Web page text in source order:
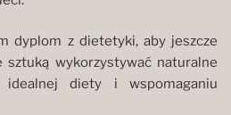
dyplom z dietetyki, aby jeszcze
wykorzystywać naturalne
diety i wspomaganiu